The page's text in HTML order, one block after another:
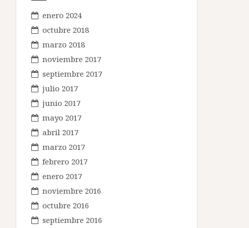
enero 2024
octubre 2018
marzo 2018
noviembre 2017
septiembre 2017
julio 2017
junio 2017
mayo 2017
abril 2017
marzo 2017
febrero 2017
enero 2017
noviembre 2016
octubre 2016
septiembre 2016